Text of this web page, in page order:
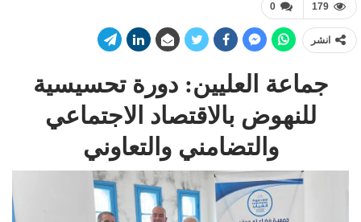
0 179
انشر
جماعة العليين: دورة تحسيسية
للنهوض بالاقتصاد الاجتماعي
والتضامني والتعاوني